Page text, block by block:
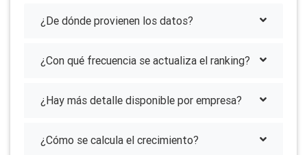
¿De dónde provienen los datos?
¿Con qué frecuencia se actualiza el ranking?
¿Hay más detalle disponible por empresa?
¿Cómo se calcula el crecimiento?